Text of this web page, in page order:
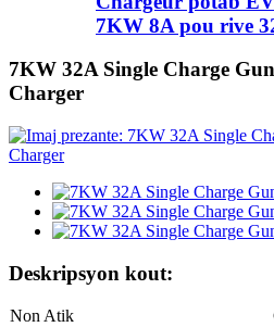
7KW 8A pou rive
7KW 32A Single Charge
Charger
Deskripsyon kout:
Non Atik